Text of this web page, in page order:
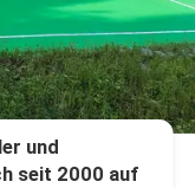
und
seit 2000 auf